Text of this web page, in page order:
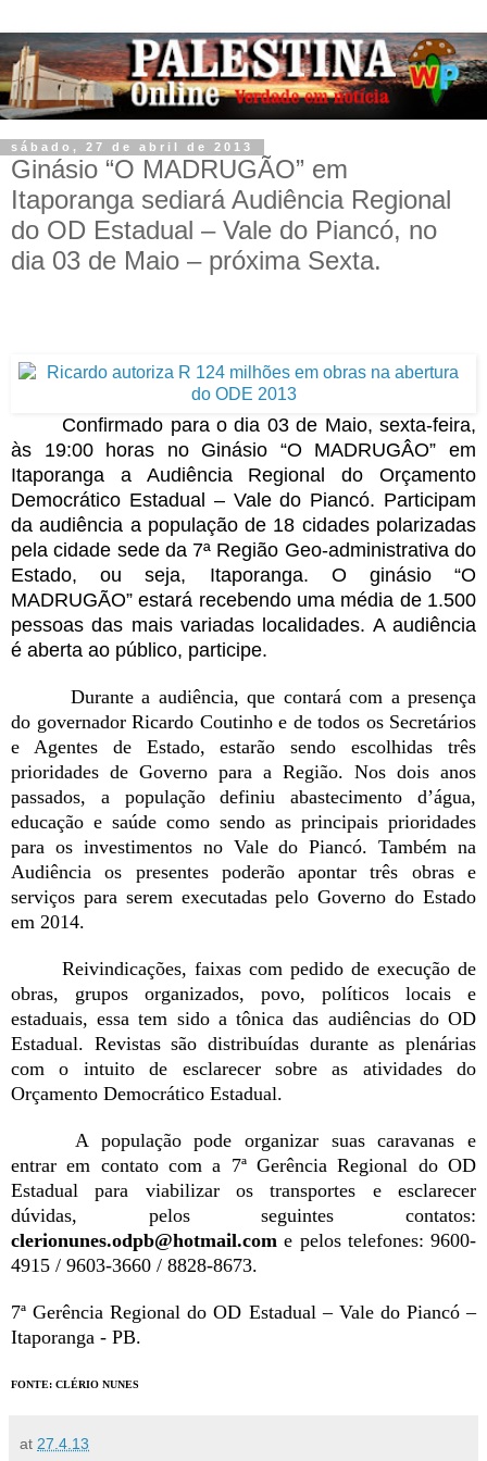
sábado, 27 de abril de 2013
Ginásio “O MADRUGÃO” em
Itaporanga sediará Audiência Regional
do OD Estadual – Vale do Piancó, no
dia 03 de Maio – próxima Sexta.
Confirmado para o dia 03 de Maio, sexta-feira,
às 19:00 horas no Ginásio “O MADRUGÂO” em
Itaporanga a Audiência Regional do Orçamento
Democrático Estadual – Vale do Piancó. Participam
da audiência a população de 18 cidades polarizadas
pela cidade sede da 7ª Região Geo-administrativa do
Estado, ou seja, Itaporanga. O ginásio “O
MADRUGÃO” estará recebendo uma média de 1.500
pessoas das mais variadas localidades. A audiência
é aberta ao público, participe.
Durante a audiência, que contará com a presença
do governador Ricardo Coutinho e de todos os Secretários
e Agentes de Estado, estarão sendo escolhidas três
prioridades de Governo para a Região. Nos dois anos
passados, a população definiu abastecimento d’água,
educação e saúde como sendo as principais prioridades
para os investimentos no Vale do Piancó. Também na
Audiência os presentes poderão apontar três obras e
serviços para serem executadas pelo Governo do Estado
em 2014.
Reivindicações, faixas com pedido de execução de
obras, grupos organizados, povo, políticos locais e
estaduais, essa tem sido a tônica das audiências do OD
Estadual. Revistas são distribuídas durante as plenárias
com o intuito de esclarecer sobre as atividades do
Orçamento Democrático Estadual.
A população pode organizar suas caravanas e
entrar em contato com a 7ª Gerência Regional do OD
Estadual para viabilizar os transportes e esclarecer
dúvidas, pelos seguintes contatos:
clerionunes.odpb@hotmail.com e pelos telefones: 9600-
4915 / 9603-3660 / 8828-8673.
7ª Gerência Regional do OD Estadual – Vale do Piancó –
Itaporanga - PB.
FONTE: CLÉRIO NUNES
at 27.4.13